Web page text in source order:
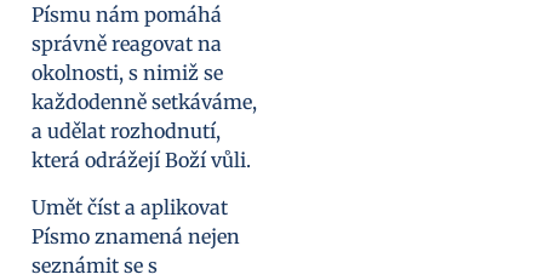
Písmu nám pomáhá
správně reagovat na
okolnosti, s nimiž se
každodenně setkáváme,
a udělat rozhodnutí,
která odrážejí Boží vůli.
Umět číst a aplikovat
Písmo znamená nejen
seznámit se s